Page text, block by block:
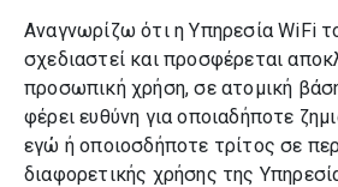
Αναγνωρίζω ότι η Υπηρεσία WiFi
σχεδιαστεί και προσφέρεται
προσωπική χρήση, σε ατομική
φέρει ευθύνη για οποιαδήποτε
εγώ ή οποιοσδήποτε τρίτος σε
διαφορετικής χρήσης της